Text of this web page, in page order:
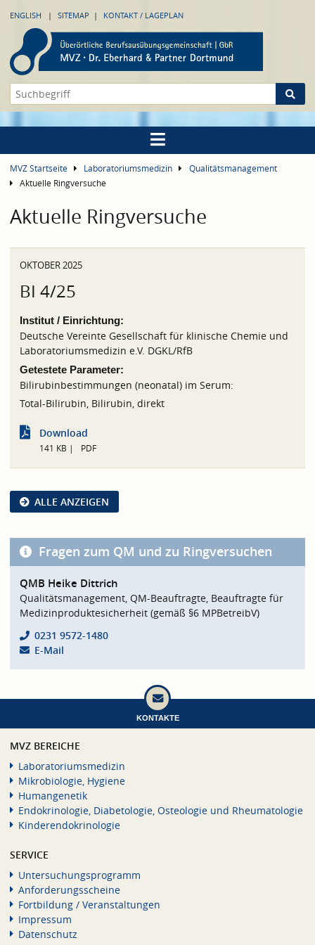
ENGLISH SITEMAP KONTAKT / LAGEPLAN
MVZ Startseite Laboratoriumsmedizin
Qualitätsmanagement
Aktuelle Ringversuche
Aktuelle Ringversuche
OKTOBER 2025
BI 4/25
Institut / Einrichtung:
Deutsche Vereinte Gesellschaft für klinische Chemie und
Laboratoriumsmedizin e.V. DGKL/RfB
Getestete Parameter:
Bilirubinbestimmungen (neonatal) im Serum:
Total-Bilirubin, Bilirubin, direkt
Download
141 KB PDF
ALLE ANZEIGEN
Fragen zum QM und zu Ringversuchen
QMB Heike Dittrich
Qualitätsmanagement, QM-Beauftragte, Beauftragte für
Medizinproduktesicherheit (gemäß §6 MPBetreibV)
0231 9572-1480
E-Mail
KONTAKTE
MVZ BEREICHE
Laboratoriumsmedizin
Mikrobiologie, Hygiene
Humangenetik
Endokrinologie, Diabetologie, Osteologie und Rheumatologie
Kinderendokrinologie
SERVICE
Untersuchungsprogramm
Anforderungsscheine
Fortbildung / Veranstaltungen
Impressum
Datenschutz